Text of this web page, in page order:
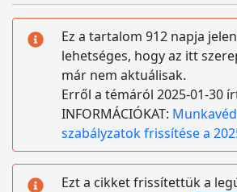
Ez a tartalom 912 napja
lehetséges, hogy az itt
már nem aktuálisak.
Erről a témáról 2025-01-30
INFORMÁCIÓKAT:
szabályzatok frissítése a
Ezt a cikket frissítettük a